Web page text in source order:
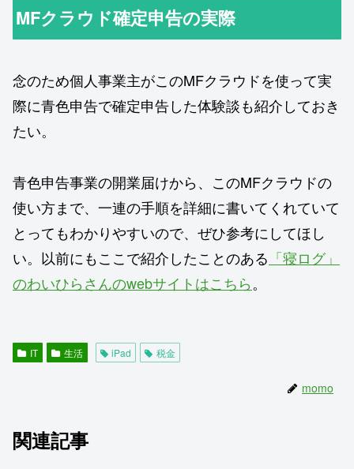
MFクラウド確定申告の実際
念のため個人事業主がこのMFクラウドを使って実
際に青色申告で確定申告した体験談も紹介しておき
たい。
青色申告事業の開業届けから、このMFクラウドの
使い方まで、一連の手順を詳細に書いてくれていて
とってもわかりやすいので、ぜひ参考にしてほし
い。以前にもここで紹介したことのある 「寝ログ」
のわいひらさんのwebサイトはこちら。
IT 生活 iPad 税金
momo
関連記事